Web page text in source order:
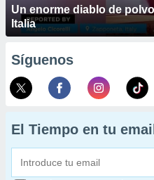
Un enorme diablo de
Italia
Síguenos
El Tiempo en tu email